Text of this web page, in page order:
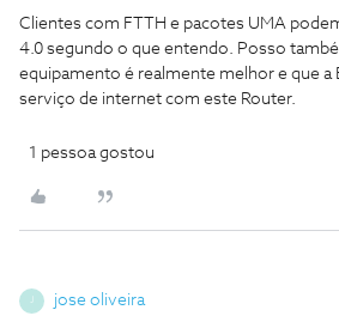
Clientes com FTTH e pacotes UMA
4.0 segundo o que entendo. Posso
equipamento é realmente melhor e que a
serviço de internet com este Router.
1 pessoa gostou
J jose oliveira